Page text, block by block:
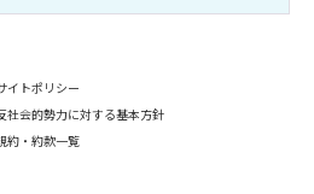
イトポリシー
社会的勢力に対する基本方針
約・約款一覧